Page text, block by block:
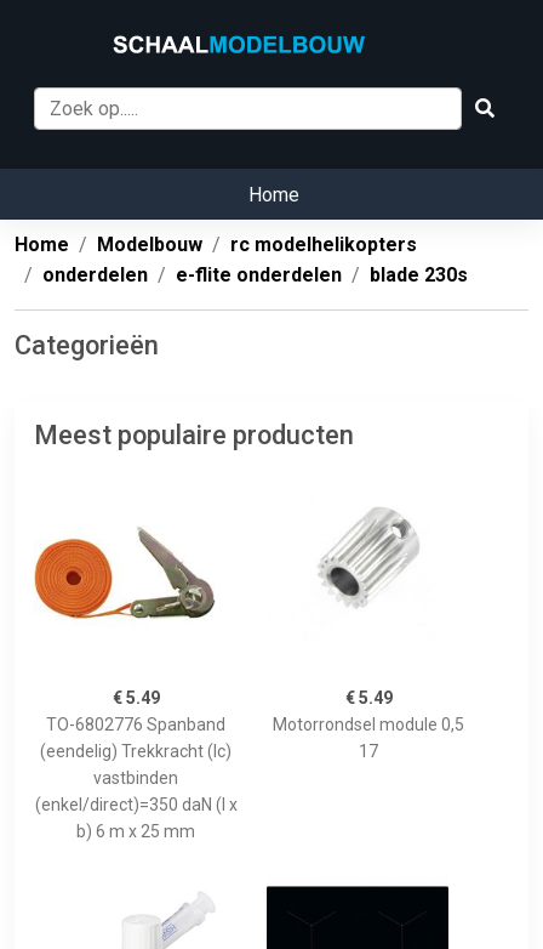
Home
Home Modelbouw
rc modelhelikopters
onderdelen
e-flite onderdelen blade 230s
Categorieën
Meest populaire producten
€ 5.49
TO-6802776 Spanband
(eendelig) Trekkracht (lc)
vastbinden
(enkel/direct)=350 daN (l x
b) 6 m x 25 mm
€ 5.49
Motorrondsel module 0,5
17